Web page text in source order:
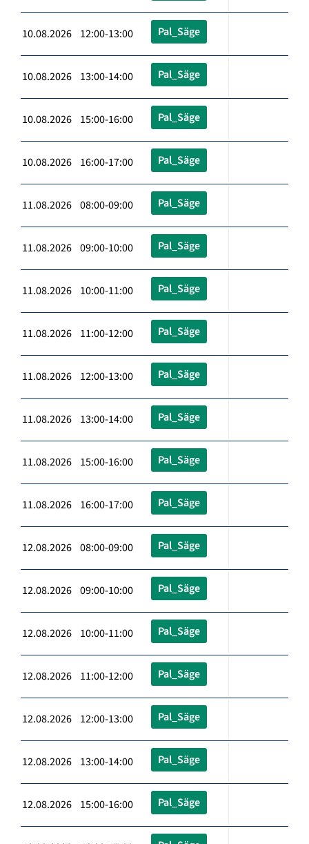
10.08.2026 12:00-13:00 Pal_Säge
10.08.2026 13:00-14:00 Pal_Säge
10.08.2026 15:00-16:00 Pal_Säge
10.08.2026 16:00-17:00 Pal_Säge
11.08.2026 08:00-09:00 Pal_Säge
11.08.2026 09:00-10:00 Pal_Säge
11.08.2026 10:00-11:00 Pal_Säge
11.08.2026 11:00-12:00 Pal_Säge
11.08.2026 12:00-13:00 Pal_Säge
11.08.2026 13:00-14:00 Pal_Säge
11.08.2026 15:00-16:00 Pal_Säge
11.08.2026 16:00-17:00 Pal_Säge
12.08.2026 08:00-09:00 Pal_Säge
12.08.2026 09:00-10:00 Pal_Säge
12.08.2026 10:00-11:00 Pal_Säge
12.08.2026 11:00-12:00 Pal_Säge
12.08.2026 12:00-13:00 Pal_Säge
12.08.2026 13:00-14:00 Pal_Säge
12.08.2026 15:00-16:00 Pal_Säge